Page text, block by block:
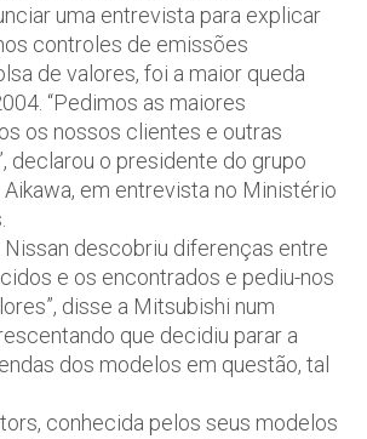
uma entrevista para explicar
controles de emissões
de valores, foi a maior queda
“Pedimos as maiores
os nossos clientes e outras
declarou o presidente do grupo
em entrevista no Ministério
Nissan descobriu diferenças entre
e os encontrados e pediu-nos
disse a Mitsubishi num
que decidiu parar a
dos modelos em questão, tal
conhecida pelos seus modelos